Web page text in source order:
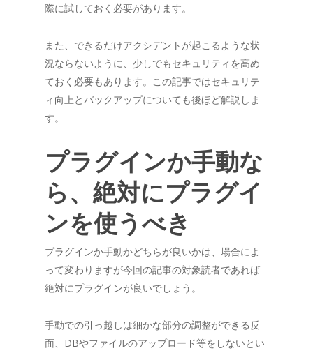
際に試しておく必要があります。
また、できるだけアクシデントが起こるような状
況ならないように、少しでもセキュリティを高め
ておく必要もあります。この記事ではセキュリテ
ィ向上とバックアップについても後ほど解説しま
す。
プラグインか手動な
ら、絶対にプラグイ
ンを使うべき
プラグインか手動かどちらが良いかは、場合によ
って変わりますが今回の記事の対象読者であれば
絶対にプラグインが良いでしょう。
手動での引っ越しは細かな部分の調整ができる反
面、DBやファイルのアップロード等をしないとい